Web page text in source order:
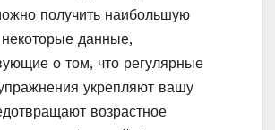
получить наибольшую
некоторые данные,
о том, что регулярные
укрепляют вашу
возрастное